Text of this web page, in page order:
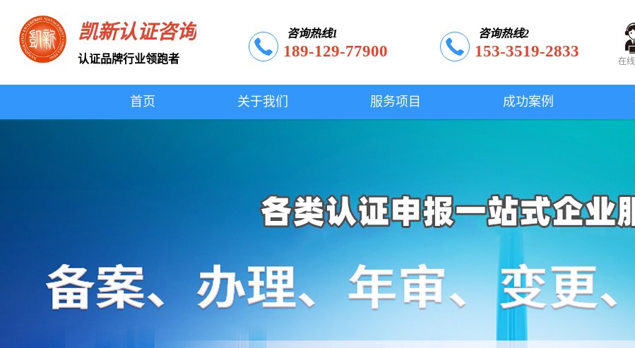
凯新认证咨询
认证品牌行业领跑者
咨询热线1
189-129-77900
咨询热线2
153-3519-2833
在
首页 关于我们 服务项目 成功案例